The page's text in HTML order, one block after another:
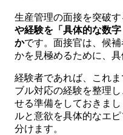
生産管理の面接を突破す
や経験を「具体的な数
かです。面接官は、候
かを見極めるために、具
経験者であれば、これ
ブル対応の経験を整理
せる準備をしておきま
ルと意欲を具体的なエ
分けます。